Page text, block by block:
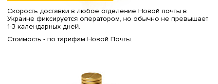
Скорость доставки в любое отделение Новой почты в
Украине фиксируется оператором, но обычно не превышает
1-3 календарных дней.
Стоимость - по тарифам Новой Почты.